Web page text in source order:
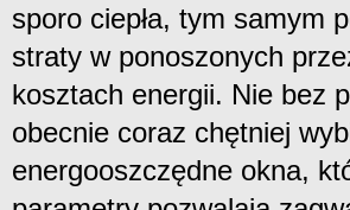
sporo ciepła, tym samym
straty w ponoszonych
kosztach energii. Nie bez
obecnie coraz chętniej
energooszczędne okna,